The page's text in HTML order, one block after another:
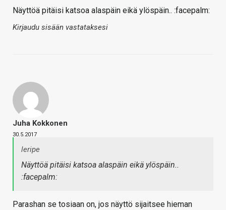
Näyttöä pitäisi katsoa alaspäin eikä ylöspäin.. :facepalm:
Kirjaudu sisään vastataksesi
Juha Kokkonen
30.5.2017
leripe
Näyttöä pitäisi katsoa alaspäin eikä ylöspäin..
:facepalm:
Parashan se tosiaan on, jos näyttö sijaitsee hieman